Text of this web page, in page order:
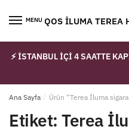
MENUIQOS İLUMA
⚡ İSTANBUL İÇİ 4 SAATTE
Ana Sayfa / Ürün “Terea İluma
Etiket: Terea